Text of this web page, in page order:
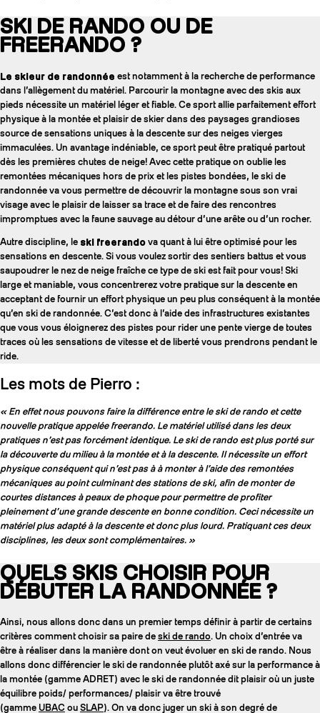
SKI DE RANDO OU DE
FREERANDO ?
Le skieur de randonnée est notamment à la recherche de performance
dans l’allègement du matériel. Parcourir la montagne avec des skis aux
pieds nécessite un matériel léger et fiable. Ce sport allie parfaitement effort
physique à la montée et plaisir de skier dans des paysages grandioses
source de sensations uniques à la descente sur des neiges vierges
immaculées. Un avantage indéniable, ce sport peut être pratiqué partout
dès les premières chutes de neige! Avec cette pratique on oublie les
remontées mécaniques hors de prix et les pistes bondées, le ski de
randonnée va vous permettre de découvrir la montagne sous son vrai
visage avec le plaisir de laisser sa trace et de faire des rencontres
impromptues avec la faune sauvage au détour d’une arête ou d’un rocher.
Autre discipline, le ski freerando va quant à lui être optimisé pour les
sensations en descente. Si vous voulez sortir des sentiers battus et vous
saupoudrer le nez de neige fraîche ce type de ski est fait pour vous! Ski
large et maniable, vous concentrerez votre pratique sur la descente en
acceptant de fournir un effort physique un peu plus conséquent à la montée
qu’en ski de randonnée. C’est donc à l’aide des infrastructures existantes
que vous vous éloignerez des pistes pour rider une pente vierge de toutes
traces où les sensations de vitesse et de liberté vous prendrons pendant le
ride.
Les mots de Pierro :
« En effet nous pouvons faire la différence entre le ski de rando et cette
nouvelle pratique appelée freerando. Le matériel utilisé dans les deux
pratiques n’est pas forcément identique. Le ski de rando est plus porté sur
la découverte du milieu à la montée et à la descente. Il nécessite un effort
physique conséquent qui n’est pas à à monter à l’aide des remontées
mécaniques au point culminant des stations de ski, afin de monter de
courtes distances à peaux de phoque pour permettre de profiter
pleinement d’une grande descente en bonne condition. Ceci nécessite un
matériel plus adapté à la descente et donc plus lourd. Pratiquant ces deux
disciplines, les deux sont complémentaires. »
QUELS SKIS CHOISIR POUR
DÉBUTER LA RANDONNÉE ?
Ainsi, nous allons donc dans un premier temps définir à partir de certains
critères comment choisir sa paire de ski de rando. Un choix d’entrée va
être à réaliser dans la manière dont on veut évoluer en ski de rando. Nous
allons donc différencier le ski de randonnée plutôt axé sur la performance à
la montée (gamme ADRET) avec le ski de randonnée dit plaisir où un juste
équilibre poids/ performances/ plaisir va être trouvé
(gamme UBAC ou SLAP). On va donc juger un ski à son degré de